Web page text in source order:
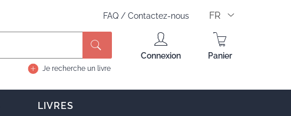
FAQ / Contactez-nous FR
Je recherche un livre
Connexion Panier
LIVRES